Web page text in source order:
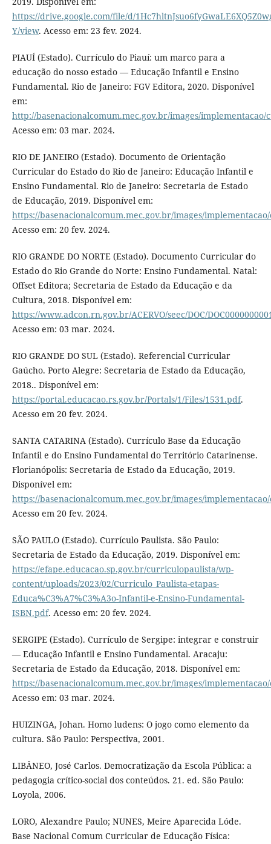
https://drive.google.com/file/d/
Y/view. Acesso em: 23 fev. 2024.
PIAUÍ (Estado). Currículo do Piauí: um marco para a
educação do nosso estado — Educação Infantil e Ensino
Fundamental. Rio de Janeiro: FGV Editora, 2020. Disponível
em:
http://basenacionalcomum.mec.gov.br/images/
Acesso em: 03 mar. 2024.
RIO DE JANEIRO (Estado). Documento de Orientação
Curricular do Estado do Rio de Janeiro: Educação Infantil e
Ensino Fundamental. Rio de Janeiro: Secretaria de Estado
de Educação, 2019. Disponível em:
https://basenacionalcomum.mec.gov.br/images/
Acesso em: 20 fev. 2024.
RIO GRANDE DO NORTE (Estado). Documento Curricular do
Estado do Rio Grande do Norte: Ensino Fundamental. Natal:
Offset Editora; Secretaria de Estado da Educação e da
Cultura, 2018. Disponível em:
https://www.adcon.rn.gov.br/ACERVO/seec/DOC/
Acesso em: 03 mar. 2024.
RIO GRANDE DO SUL (Estado). Referencial Curricular
Gaúcho. Porto Alegre: Secretaria de Estado da Educação,
2018.. Disponível em:
https://portal.educacao.rs.gov.br/Portals/1/Files/1531.pdf.
Acesso em 20 fev. 2024.
SANTA CATARINA (Estado). Currículo Base da Educação
Infantil e do Ensino Fundamental do Território Catarinense.
Florianópolis: Secretaria de Estado da Educação, 2019.
Disponível em:
https://basenacionalcomum.mec.gov.br/images/
Acesso em 20 fev. 2024.
SÃO PAULO (Estado). Currículo Paulista. São Paulo:
Secretaria de Estado da Educação, 2019. Disponível em:
https://efape.educacao.sp.gov.br/curriculopaulista/wp-
content/uploads/2023/02/Curriculo_Paulista-etapas-
Educa%C3%A7%C3%A3o-Infantil-e-Ensino-Fundamental-
ISBN.pdf. Acesso em: 20 fev. 2024.
SERGIPE (Estado). Currículo de Sergipe: integrar e construir
— Educação Infantil e Ensino Fundamental. Aracaju:
Secretaria de Estado da Educação, 2018. Disponível em:
https://basenacionalcomum.mec.gov.br/images/
Acesso em: 03 mar. 2024.
HUIZINGA, Johan. Homo ludens: O jogo como elemento da
cultura. São Paulo: Perspectiva, 2001.
LIBÂNEO, José Carlos. Democratização da Escola Pública: a
pedagogia crítico-social dos conteúdos. 21. ed. São Paulo:
Loyola, 2006.
LORO, Alexandre Paulo; NUNES, Meire Aparecida Lóde.
Base Nacional Comum Curricular de Educação Física: